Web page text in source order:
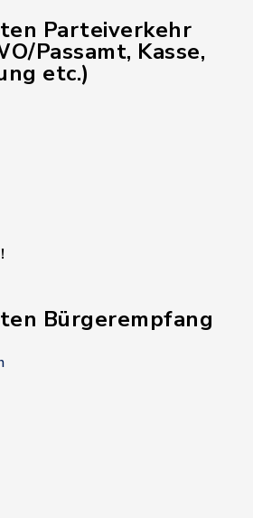
Parteiverkehr
Passamt, Kasse,
etc.)
Bürgerempfang